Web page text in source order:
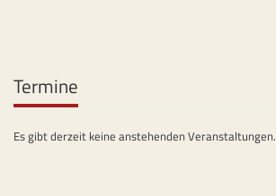
Termine
Es gibt derzeit keine anstehenden Veranstaltungen.